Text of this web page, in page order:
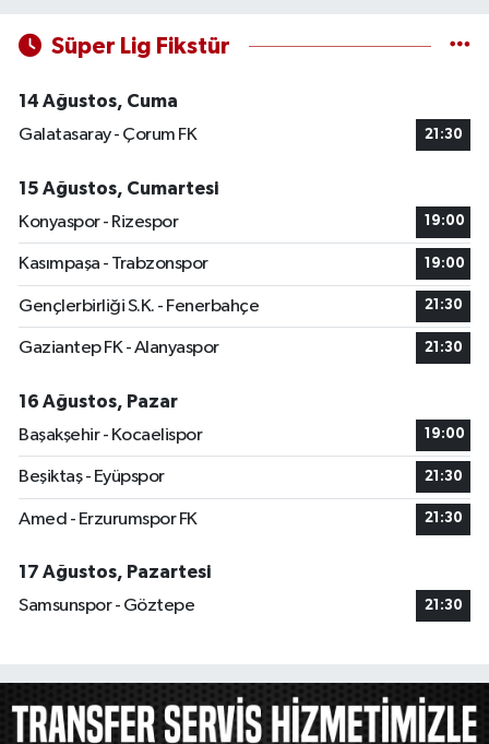
Süper Lig Fikstür
14 Ağustos, Cuma
Galatasaray - Çorum FK
21:30
15 Ağustos, Cumartesi
Konyaspor - Rizespor
19:00
Kasımpaşa - Trabzonspor 19:00
Gençlerbirliği S.K. - Fenerbahçe 21:30
Gaziantep FK - Alanyaspor 21:30
16 Ağustos, Pazar
Başakşehir - Kocaelispor
19:00
Beşiktaş - Eyüpspor 21:30
Amed - Erzurumspor FK 21:30
17 Ağustos, Pazartesi
Samsunspor - Göztepe
21:30